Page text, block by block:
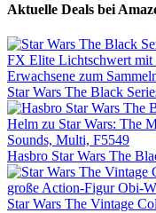
Aktuelle Deals bei
Star Wars The Black
Hasbro Star Wars The
Star Wars The Vintage